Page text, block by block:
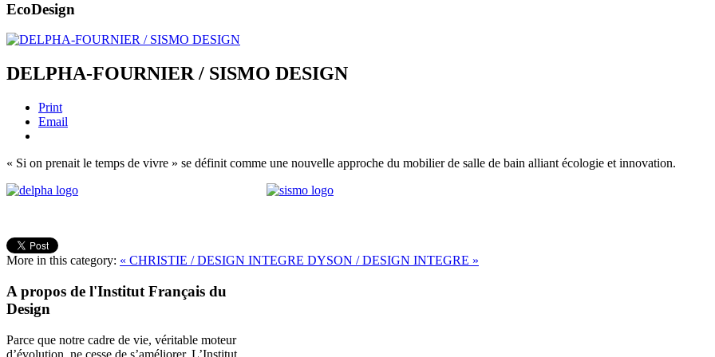
EcoDesign
DELPHA-FOURNIER / SISMO DESIGN
Print
Email
« Si on prenait le temps de vivre » se définit comme une nouvelle approche du mobilier de salle de bain alliant écologie et innovation.
More in this category: « CHRISTIE / DESIGN INTEGRE DYSON / DESIGN INTEGRE »
A propos de l'Institut Français du
Design
Parce que notre cadre de vie, véritable moteur
d’évolution, ne cesse de s’améliorer. L’Institut